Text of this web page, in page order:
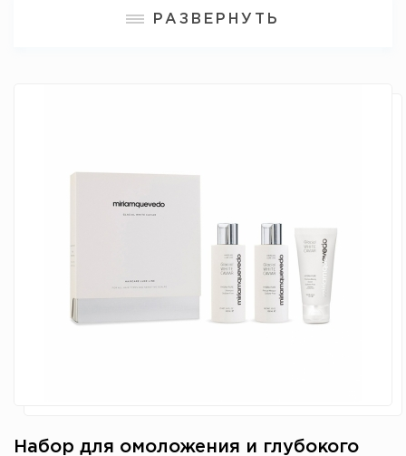
РАЗВЕРНУТЬ
Набор для омоложения и глубокого